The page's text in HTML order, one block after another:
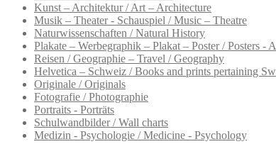
Kunst – Architektur / Art – Architecture
Musik – Theater - Schauspiel / Music – Theatre
Naturwissenschaften / Natural History
Plakate – Werbegraphik – Plakat – Poster / Posters -
Reisen / Geographie – Travel / Geography
Helvetica – Schweiz / Books and prints pertaining
Originale / Originals
Fotografie / Photographie
Portraits - Porträts
Schulwandbilder / Wall charts
Medizin - Psychologie / Medicine - Psychology